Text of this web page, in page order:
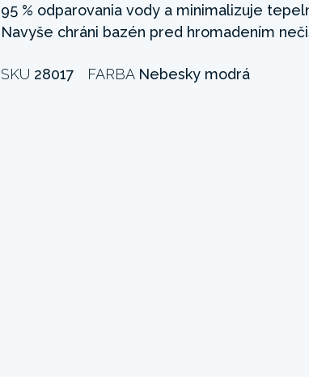
95 % odparovania vody a minimalizuje
Navyše chráni bazén pred hromadením
SKU 28017 FARBA Nebesky modrá